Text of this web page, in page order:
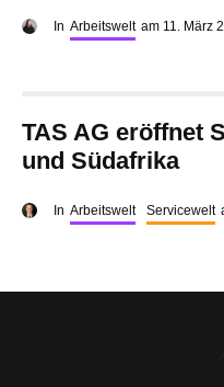
In Arbeitswelt am 11. März
TAS AG eröffnet
und Südafrika
In Arbeitswelt Servicewelt